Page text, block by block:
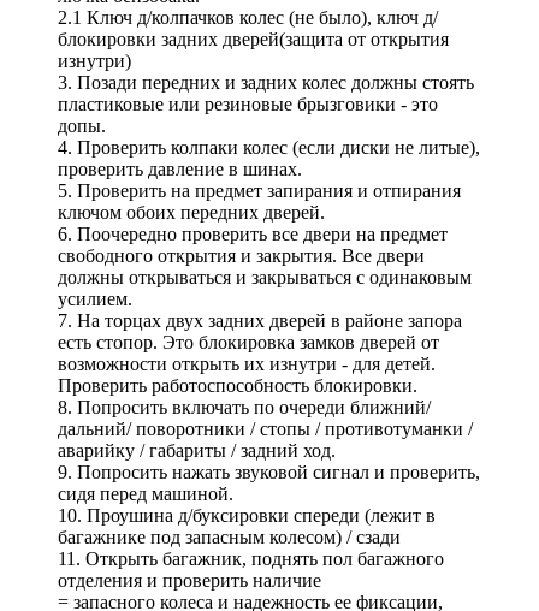
2.1 Ключ д/колпачков колес (не было), ключ д/
блокировки задних дверей(защита от открытия
изнутри)
3. Позади передних и задних колес должны стоять
пластиковые или резиновые брызговики - это
допы.
4. Проверить колпаки колес (если диски не литые),
проверить давление в шинах.
5. Проверить на предмет запирания и отпирания
ключом обоих передних дверей.
6. Поочередно проверить все двери на предмет
свободного открытия и закрытия. Все двери
должны открываться и закрываться с одинаковым
усилием.
7. На торцах двух задних дверей в районе запора
есть стопор. Это блокировка замков дверей от
возможности открыть их изнутри - для детей.
Проверить работоспособность блокировки.
8. Попросить включать по очереди ближний/
дальний/ поворотники / стопы / противотуманки /
аварийку / габариты / задний ход.
9. Попросить нажать звуковой сигнал и проверить,
сидя перед машиной.
10. Проушина д/буксировки спереди (лежит в
багажнике под запасным колесом) / сзади
11. Открыть багажник, поднять пол багажного
отделения и проверить наличие
= запасного колеса и надежность ее фиксации,